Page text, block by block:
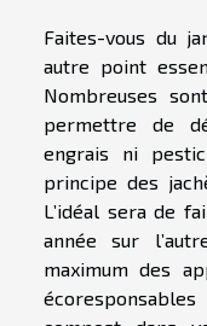
Faites-vous du
autre point
Nombreuses
permettre de
engrais ni
principe des
L’idéal sera de
année sur
maximum des